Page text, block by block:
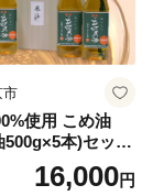
市
使用 こめ油
500g×5本)セット
16,000円